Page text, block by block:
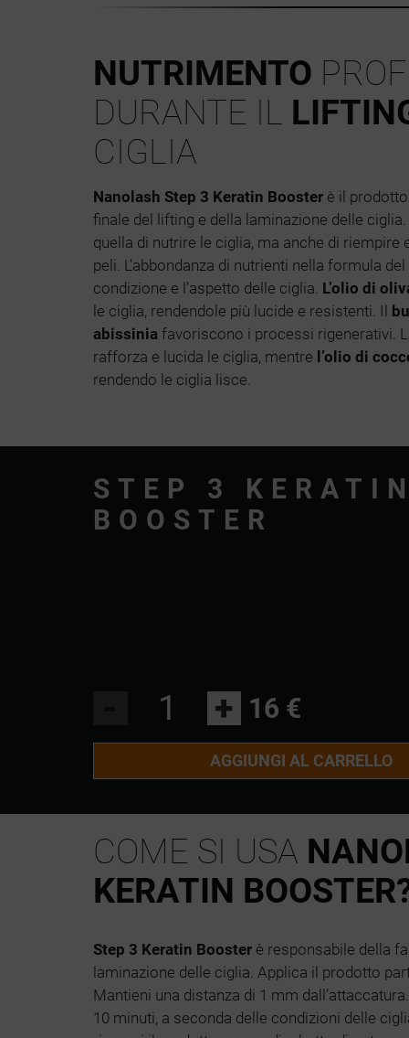
NUTRIMENTO
DURANTE IL
CIGLIA
Nanolash Step 3 Keratin Booster è il
finale del lifting e della laminazione delle
quella di nutrire le ciglia, ma anche di
peli. L’abbondanza di nutrienti nella formula
condizione e l’aspetto delle ciglia. L’olio di
le ciglia, rendendole più lucide e resistenti. Il
abissinia favoriscono i processi rigenerativi.
rafforza e lucida le ciglia, mentre l’olio di
rendendo le ciglia lisce.
STEP 3 KERATIN
BOOSTER
+ 16 €
AGGIUNGI AL CARRELLO
COME SI USA
KERATIN
Step 3 Keratin Booster è responsabile della
laminazione delle ciglia. Applica il prodotto
Mantieni una distanza di 1 mm
10 minuti, a seconda delle condizioni delle